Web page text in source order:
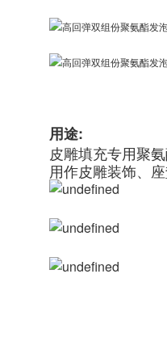
用途:
皮雕填充专用聚
用作皮雕装饰、